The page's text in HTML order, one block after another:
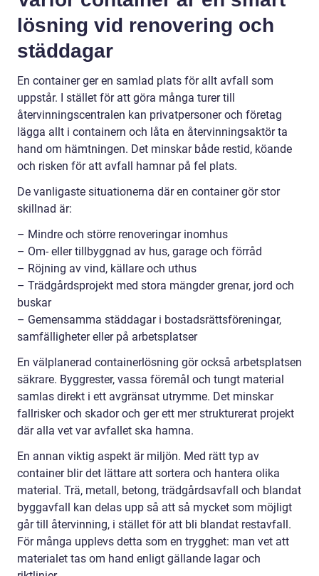
lösning vid renovering och
städdagar
En container ger en samlad plats för allt avfall som
uppstår. I stället för att göra många turer till
återvinningscentralen kan privatpersoner och företag
lägga allt i containern och låta en återvinningsaktör ta
hand om hämtningen. Det minskar både restid, köande
och risken för att avfall hamnar på fel plats.
De vanligaste situationerna där en container gör stor
skillnad är:
– Mindre och större renoveringar inomhus
– Om- eller tillbyggnad av hus, garage och förråd
– Röjning av vind, källare och uthus
– Trädgårdsprojekt med stora mängder grenar, jord och
buskar
– Gemensamma städdagar i bostadsrättsföreningar,
samfälligheter eller på arbetsplatser
En välplanerad containerlösning gör också arbetsplatsen
säkrare. Byggrester, vassa föremål och tungt material
samlas direkt i ett avgränsat utrymme. Det minskar
fallrisker och skador och ger ett mer strukturerat projekt
där alla vet var avfallet ska hamna.
En annan viktig aspekt är miljön. Med rätt typ av
container blir det lättare att sortera och hantera olika
material. Trä, metall, betong, trädgårdsavfall och blandat
byggavfall kan delas upp så att så mycket som möjligt
går till återvinning, i stället för att bli blandat restavfall.
För många upplevs detta som en trygghet: man vet att
materialet tas om hand enligt gällande lagar och